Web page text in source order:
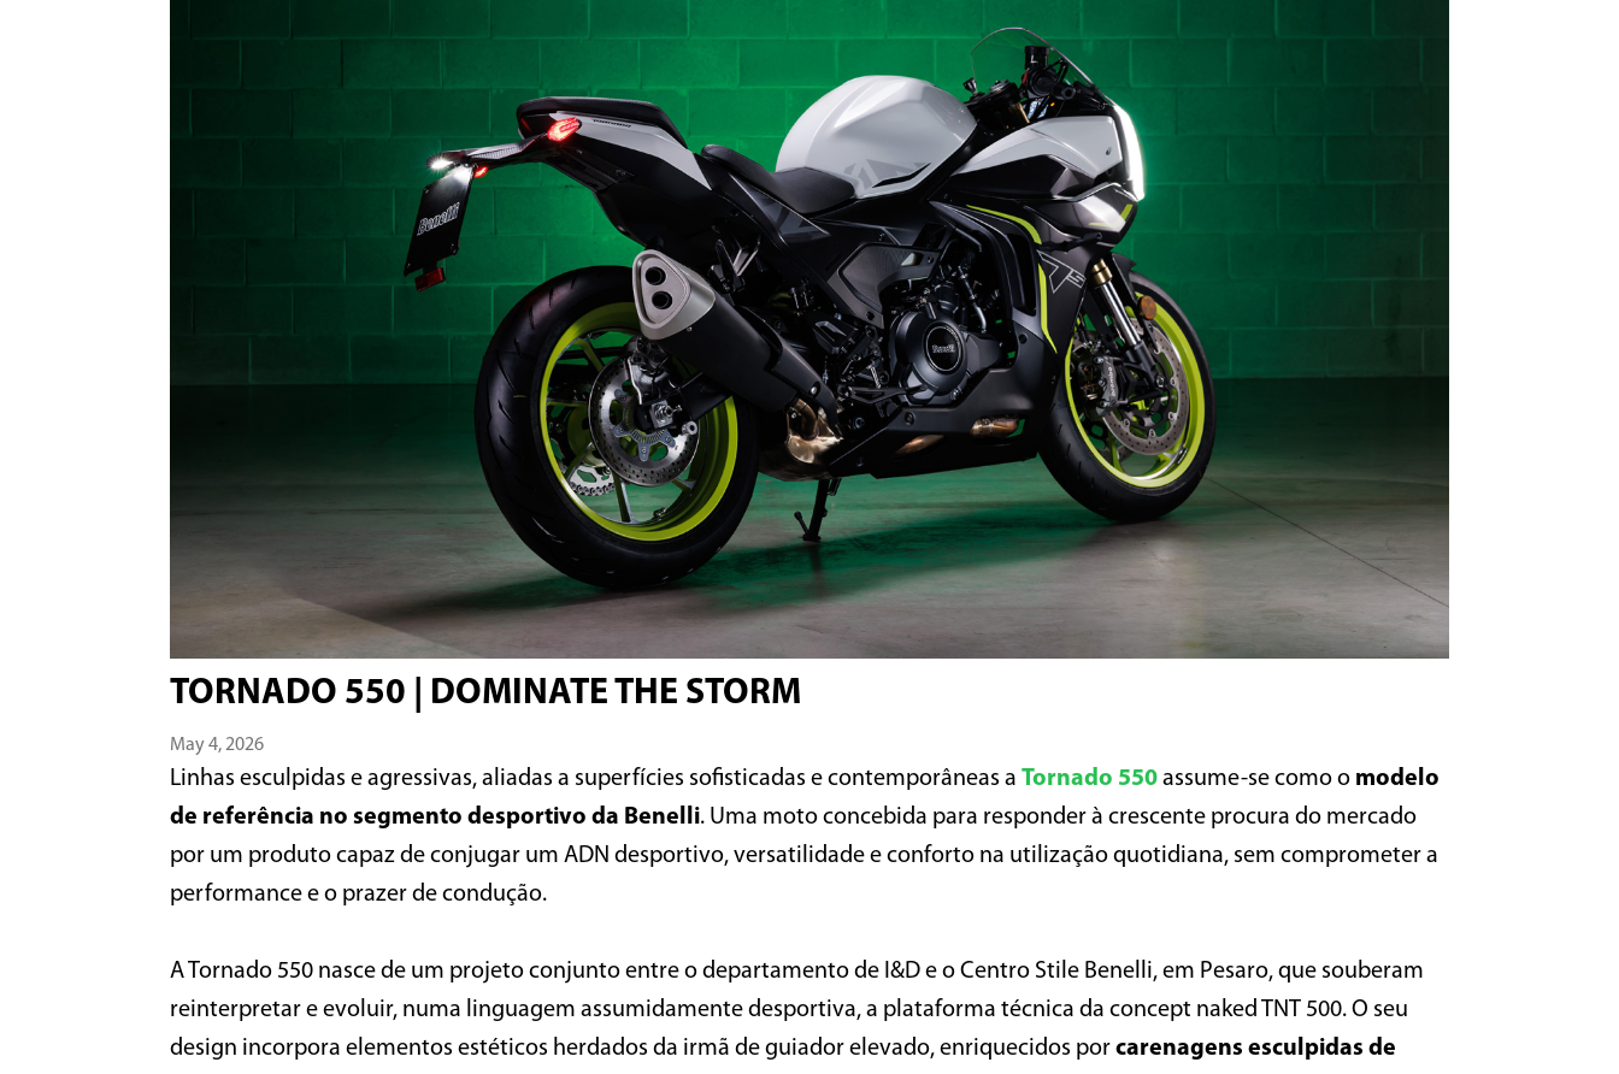
TORNADO 550 | DOMINATE THE STORM
May 4, 2026
Linhas esculpidas e agressivas, aliadas a superfícies sofisticadas e contemporâneas a Tornado 550 assume-se como o modelo
de referência no segmento desportivo da Benelli. Uma moto concebida para responder à crescente procura do mercado
por um produto capaz de conjugar um ADN desportivo, versatilidade e conforto na utilização quotidiana, sem comprometer a
performance e o prazer de condução.
A Tornado 550 nasce de um projeto conjunto entre o departamento de I&D e o Centro Stile Benelli, em Pesaro, que souberam
reinterpretar e evoluir, numa linguagem assumidamente desportiva, a plataforma técnica da concept naked TNT 500. O seu
design incorpora elementos estéticos herdados da irmã de guiador elevado, enriquecidos por carenagens esculpidas de